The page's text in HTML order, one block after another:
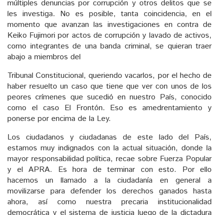
múltiples denuncias por corrupción y otros delitos que se
les investiga. No es posible, tanta coincidencia, en el
momento que avanzan las investigaciones en contra de
Keiko Fujimori por actos de corrupción y lavado de activos,
como integrantes de una banda criminal, se quieran traer
abajo a miembros del
Tribunal Constitucional, queriendo vacarlos, por el hecho de
haber resuelto un caso que tiene que ver con unos de los
peores crímenes que sucedió en nuestro País, conocido
como el caso El Frontón. Eso es amedrentamiento y
ponerse por encima de la Ley.
Los ciudadanos y ciudadanas de este lado del País,
estamos muy indignados con la actual situación, donde la
mayor responsabilidad política, recae sobre Fuerza Popular
y el APRA. Es hora de terminar con esto. Por ello
hacemos un llamado a la ciudadanía en general a
movilizarse para defender los derechos ganados hasta
ahora, así como nuestra precaria institucionalidad